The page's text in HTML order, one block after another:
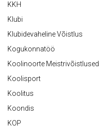
KKH
Klubi
Klubidevaheline Võistlus
Kogukonnatöö
Koolinoorte Meistrivõistlused
Koolisport
Koolitus
Koondis
KOP